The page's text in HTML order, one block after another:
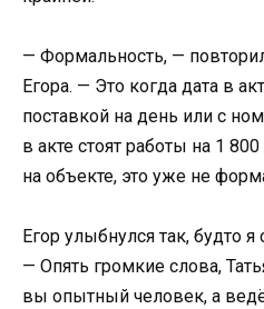
— Формальность, —
Егора. — Это когда дата в
поставкой на день или с
в акте стоят работы на 1
на объекте, это уже не
Егор улыбнулся так, будто
— Опять громкие слова,
вы опытный человек, а